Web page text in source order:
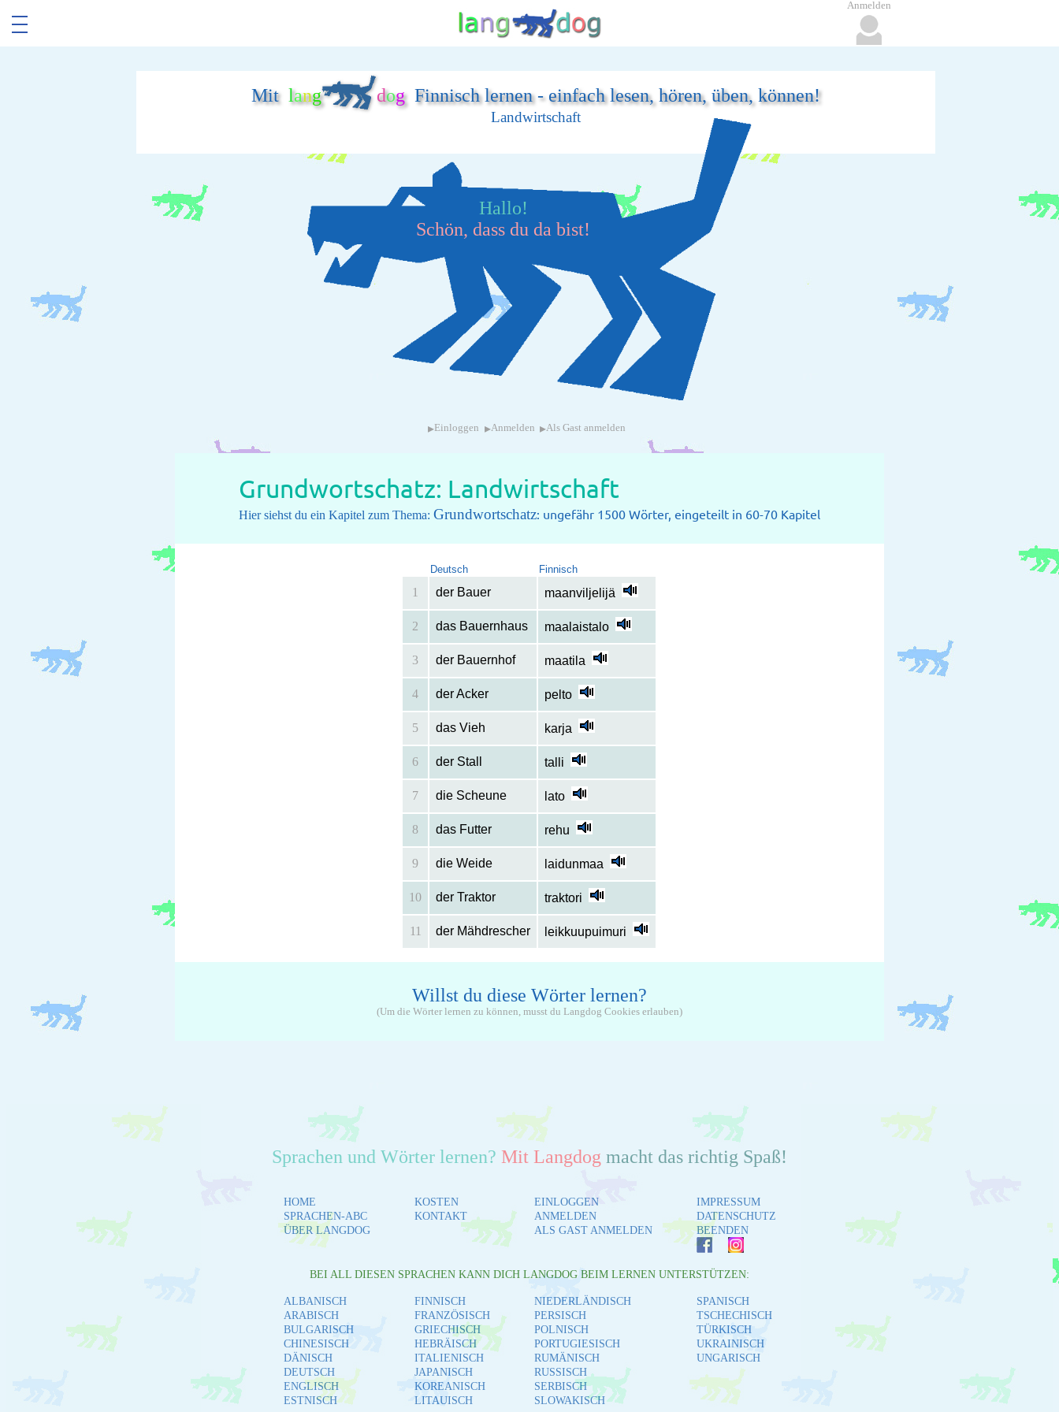
Mit lang dogFinnisch lernen - einfach lesen, hören, üben, können!
Landwirtschaft
Hallo!
Schön, dass du da bist!
▸ Einloggen ▸Anmelden ▸Als Gast anmelden
Grundwortschatz: Landwirtschaft
Hier siehst du ein Kapitel zum Thema: Grundwortschatz: ungefähr 1500 Wörter, eingeteilt in 60-70 Kapitel
Deutsch Finnisch
1 der Bauer maanviljelijä
2 das Bauernhaus maalaistalo
3 der Bauernhof maatila
4 der Acker pelto
5 das Vieh karja
6 der Stall talli
7 die Scheune lato
8 das Futter rehu
9 die Weide laidunmaa
10 der Traktor traktori
11 der Mähdrescher leikkuupuimuri
Willst du diese Wörter lernen?
(Um die Wörter lernen zu können, musst du Langdog Cookies erlauben)
Sprachen und Wörter lernen? Mit Langdog macht das richtig Spaß!
HOME
SPRACHEN-ABC
ÜBER LANGDOG
KOSTEN
KONTAKT
EINLOGGEN
ANMELDEN
ALS GAST ANMELDEN
IMPRESSUM
DATENSCHUTZ
BEENDEN
BEI ALL DIESEN SPRACHEN KANN DICH LANGDOG BEIM LERNEN UNTERSTÜTZEN:
ALBANISCH
ARABISCH
BULGARISCH
CHINESISCH
DÄNISCH
DEUTSCH
ENGLISCH
ESTNISCH
FINNISCH
FRANZÖSISCH
GRIECHISCH
HEBRÄISCH
ITALIENISCH
JAPANISCH
KOREANISCH
LITAUISCH
NIEDERLÄNDISCH
PERSISCH
POLNISCH
PORTUGIESISCH
RUMÄNISCH
RUSSISCH
SERBISCH
SLOWAKISCH
SPANISCH
TSCHECHISCH
TÜRKISCH
UKRAINISCH
UNGARISCH
Anmelden